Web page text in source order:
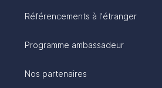
Référencements à l'étranger
Programme ambassadeur
Nos partenaires